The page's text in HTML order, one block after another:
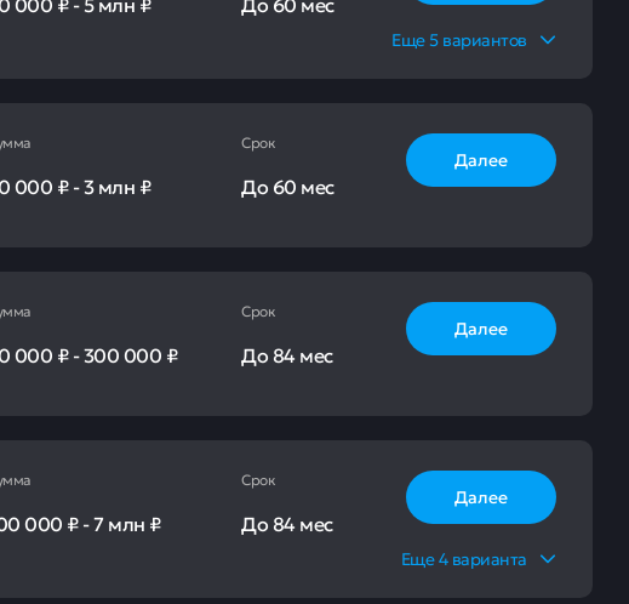
Еще5вариантов
000 ₽-3 млн ₽
Срок
До60 мес
Далее
000 ₽-300 000 ₽
Срок
До84 мес
Далее
000 ₽-7 млн ₽
Срок
До84 мес
Далее
Еще4 варианта